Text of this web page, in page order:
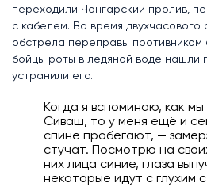
переходили Чонгарский пролив,
с кабелем. Во время двухчасового
обстрела переправы противником
бойцы роты в ледяной воде нашли
устранили его.
Когда я вспоминаю, как
Сиваш, то у меня ещё и
спине пробегают, —
стучат. Посмотрю на
них лица синие, глаза
некоторые идут с глухим